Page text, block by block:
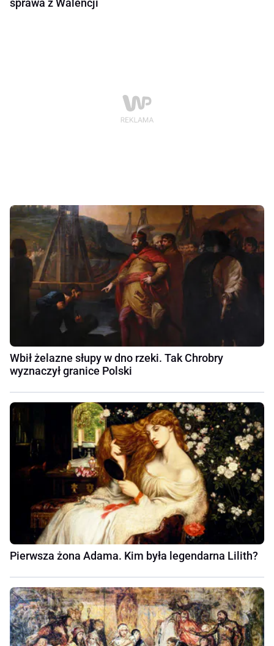
sprawa z Walencji
Wbił żelazne słupy w dno rzeki. Tak Chrobry
wyznaczył granice Polski
Pierwsza żona Adama. Kim była legendarna Lilith?